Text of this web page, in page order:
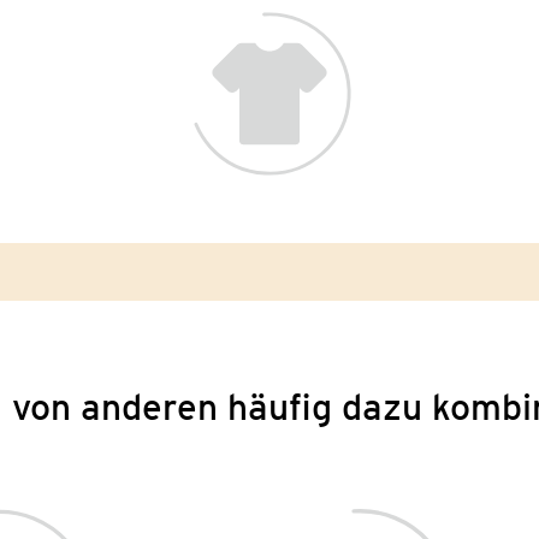
von anderen häufig dazu